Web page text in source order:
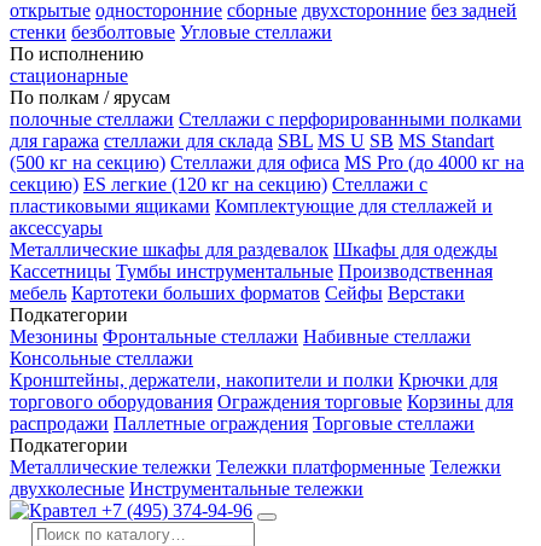
открытые односторонние сборные двухсторонние без задней
стенки безболтовые Угловые стеллажи
По исполнению
стационарные
По полкам / ярусам
полочные стеллажи Стеллажи с перфорированными полками
для гаража стеллажи для склада SBL MS U SB MS Standart
(500 кг на секцию) Стеллажи для офиса MS Pro (до 4000 кг на
секцию) ES легкие (120 кг на секцию) Стеллажи с
пластиковыми ящиками Комплектующие для стеллажей и
аксессуары
Металлические шкафы для раздевалок Шкафы для одежды
Кассетницы Тумбы инструментальные Производственная
мебель Картотеки больших форматов Сейфы Верстаки
Подкатегории
Мезонины Фронтальные стеллажи Набивные стеллажи
Консольные стеллажи
Кронштейны, держатели, накопители и полки Крючки для
торгового оборудования Ограждения торговые Корзины для
распродажи Паллетные ограждения Торговые стеллажи
Подкатегории
Металлические тележки Тележки платформенные Тележки
двухколесные Инструментальные тележки
+7 (495) 374-94-96